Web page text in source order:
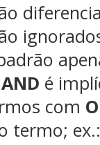
AND é
com
termo;